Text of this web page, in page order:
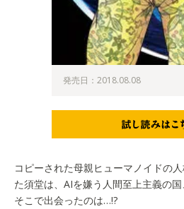
発売日：2018.08.08
コピーされた母親ヒューマノイドの
た須堂は、AIを嫌う人間至上主義の国
そこで出会ったのは…!?